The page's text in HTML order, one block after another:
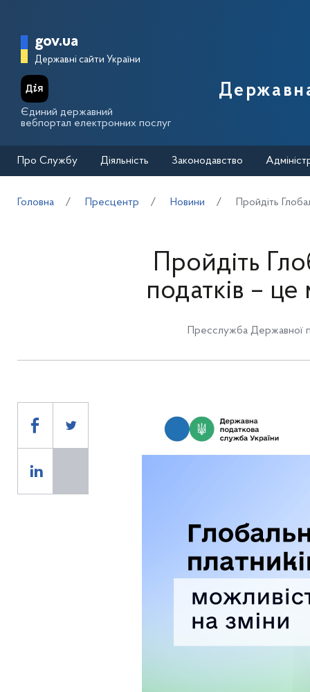
Головна сторінка Державної
gov.ua
Державні сайти України
Єдиний державний
вебпортал електронних послуг
Про Службу Діяльність Законодавство
Головна Пресцентр Новини Пройдіть
Пройдіть
податків –
Пресслужба Державної